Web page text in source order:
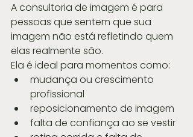
A consultoria de imagem é para
pessoas que sentem que sua
imagem não está refletindo quem
elas realmente são.
Ela é ideal para momentos como:
mudança ou crescimento
profissional
reposicionamento de imagem
falta de confiança ao se vestir